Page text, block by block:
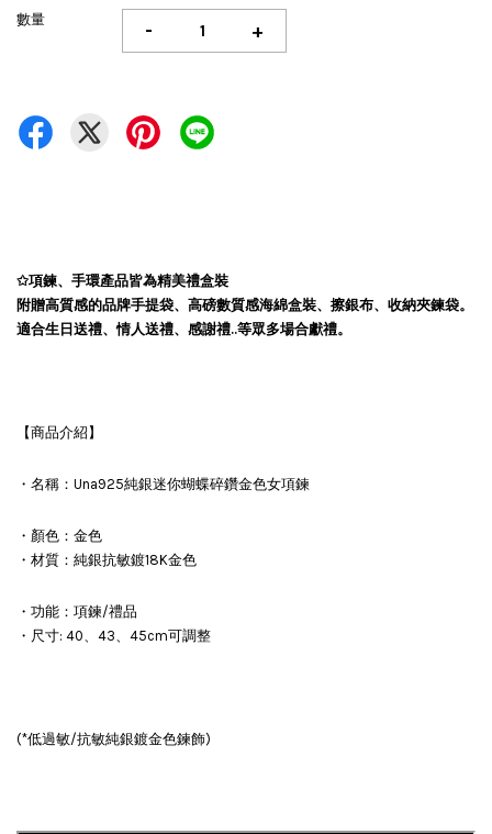
數量 - +
✩項鍊、手環產品皆為精美禮盒裝
附贈高質感的品牌手提袋、高磅數質感海綿盒裝、擦銀布、收納夾鍊袋。
適合生日送禮、情人送禮、感謝禮..等眾多場合獻禮。
【商品介紹】
・名稱：Una925純銀迷你蝴蝶碎鑽金色女項鍊
・顏色：金色
・材質：純銀抗敏鍍18K金色
・功能：項鍊/禮品
・尺寸: 40、43、45cm可調整
(*低過敏/抗敏純銀鍍金色鍊飾)